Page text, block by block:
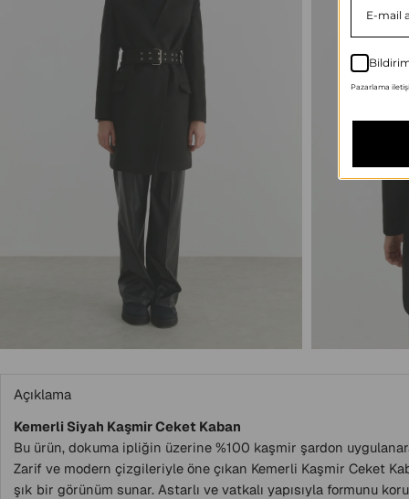
Açıklama
Kemerli Siyah Kaşmir Ceket Kaban
Bu ürün, dokuma ipliğin üzerine %100 kaşmir şardon
Zarif ve modern çizgileriyle öne çıkan Kemerli Kaşmir Ceket
şık bir görünüm sunar. Astarlı ve vatkalı yapısıyla formunu
Pazarlama